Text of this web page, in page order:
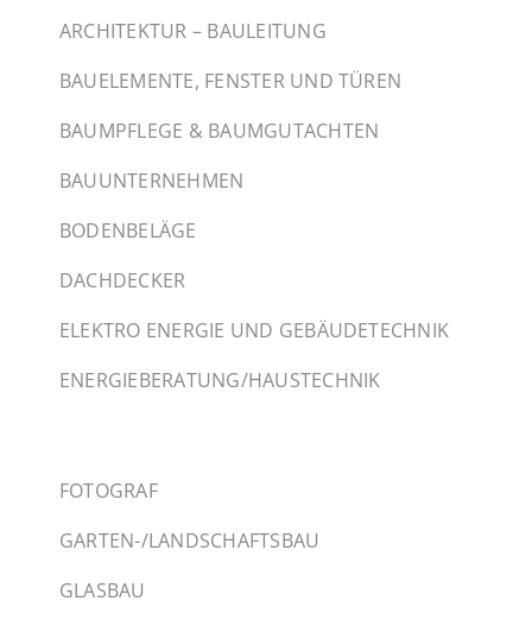
ARCHITEKTUR – BAULEITUNG
BAUELEMENTE, FENSTER UND TÜREN
BAUMPFLEGE & BAUMGUTACHTEN
BAUUNTERNEHMEN
BODENBELÄGE
DACHDECKER
ELEKTRO ENERGIE UND GEBÄUDETECHNIK
ENERGIEBERATUNG/HAUSTECHNIK
FOTOGRAF
GARTEN-/LANDSCHAFTSBAU
GLASBAU